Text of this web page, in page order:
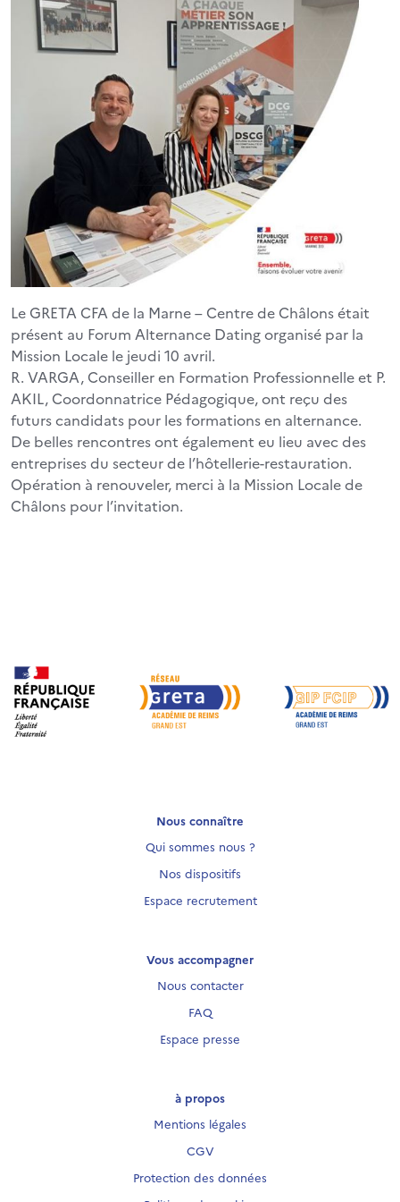
Le GRETA CFA de la Marne – Centre de Châlons était
présent au Forum Alternance Dating organisé par la
Mission Locale le jeudi 10 avril.
R. VARGA, Conseiller en Formation Professionnelle et P.
AKIL, Coordonnatrice Pédagogique, ont reçu des
futurs candidats pour les formations en alternance.
De belles rencontres ont également eu lieu avec des
entreprises du secteur de l’hôtellerie-restauration.
Opération à renouveler, merci à la Mission Locale de
Châlons pour l’invitation.
Nous connaître
Qui sommes nous ?
Nos dispositifs
Espace recrutement
Vous accompagner
Nous contacter
FAQ
Espace presse
à propos
Mentions légales
CGV
Protection des données